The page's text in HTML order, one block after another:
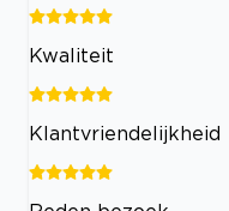
Kwaliteit
Klantvriendelijkheid